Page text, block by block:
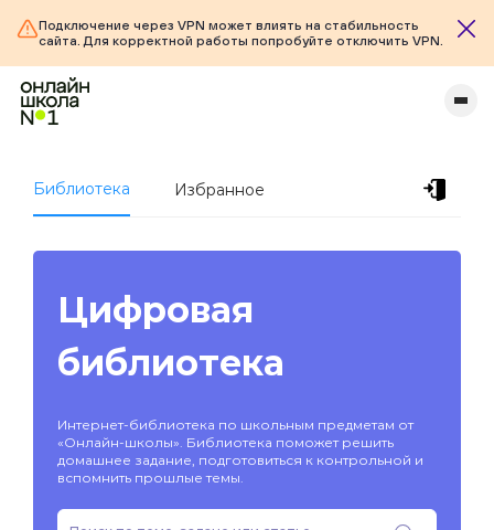
Подключение через VPN может влиять на стабильность
сайта. Для корректной работы попробуйте отключить VPN.
Библиотека Избранное
Цифровая
библиотека
Интернет-библиотека по школьным предметам от
«Онлайн-школы». Библиотека поможет решить
домашнее задание, подготовиться к контрольной и
вспомнить прошлые темы.